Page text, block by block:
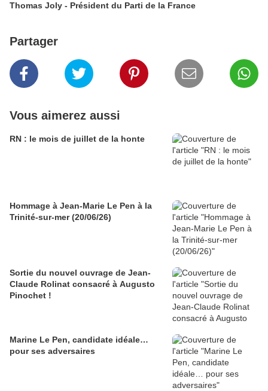
Thomas Joly - Président du Parti de la France
Partager
Vous aimerez aussi
RN : le mois de juillet de la honte
Hommage à Jean-Marie Le Pen à la
Trinité-sur-mer (20/06/26)
Sortie du nouvel ouvrage de Jean-
Claude Rolinat consacré à Augusto
Pinochet !
Marine Le Pen, candidate idéale…
pour ses adversaires